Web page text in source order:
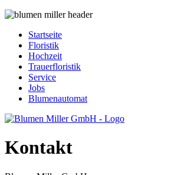
Startseite
Floristik
Hochzeit
Trauerfloristik
Service
Jobs
Blumenautomat
Kontakt